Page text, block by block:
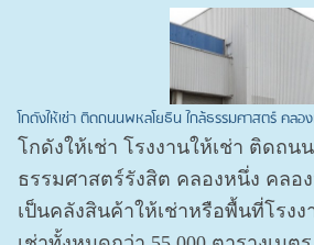
โกดังให้เช่า ติดถนนพหลโยธิน ใกล้ธรรมศาสตร์ คล
โกดังให้เช่า โรงงานให้เช่า ติดถน
ธรรมศาสตร์รังสิต คลองหนึ่ง คลอ
เป็นคลังสินค้าให้เช่าหรือพื้นที่โรง